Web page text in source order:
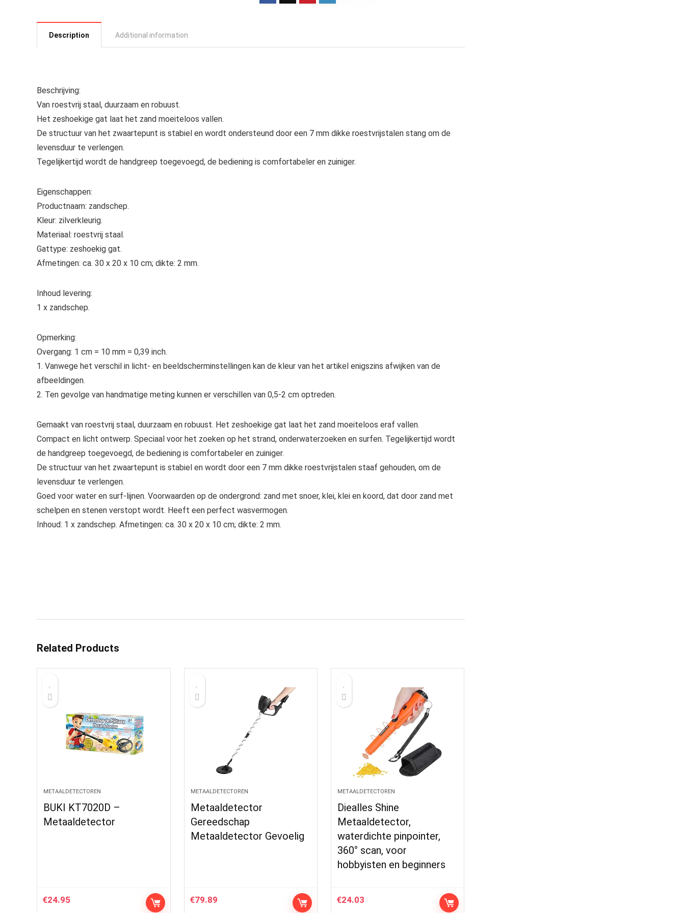
Description Additional information
Beschrijving:
Van roestvrij staal, duurzaam en robuust.
Het zeshoekige gat laat het zand moeiteloos vallen.
De structuur van het zwaartepunt is stabiel en wordt ondersteund door een 7 mm dikke roestvrijstalen stang om de
levensduur te verlengen.
Tegelijkertijd wordt de handgreep toegevoegd, de bediening is comfortabeler en zuiniger.
Eigenschappen:
Productnaam: zandschep.
Kleur: zilverkleurig.
Materiaal: roestvrij staal.
Gattype: zeshoekig gat.
Afmetingen: ca. 30 x 20 x 10 cm; dikte: 2 mm.
Inhoud levering:
1 x zandschep.
Opmerking:
Overgang: 1 cm = 10 mm = 0,39 inch.
1. Vanwege het verschil in licht- en beeldscherminstellingen kan de kleur van het artikel enigszins afwijken van de
afbeeldingen.
2. Ten gevolge van handmatige meting kunnen er verschillen van 0,5-2 cm optreden.
Gemaakt van roestvrij staal, duurzaam en robuust. Het zeshoekige gat laat het zand moeiteloos eraf vallen.
Compact en licht ontwerp. Speciaal voor het zoeken op het strand, onderwaterzoeken en surfen. Tegelijkertijd wordt
de handgreep toegevoegd, de bediening is comfortabeler en zuiniger.
De structuur van het zwaartepunt is stabiel en wordt door een 7 mm dikke roestvrijstalen staaf gehouden, om de
levensduur te verlengen.
Goed voor water en surf-lijnen. Voorwaarden op de ondergrond: zand met snoer, klei, klei en koord, dat door zand met
schelpen en stenen verstopt wordt. Heeft een perfect wasvermogen.
Inhoud: 1 x zandschep. Afmetingen: ca. 30 x 20 x 10 cm; dikte: 2 mm.
Related Products
METAALDETECTOREN
BUKI KT7020D –
Metaaldetector
€24.95
METAALDETECTOREN
Metaaldetector
Gereedschap
Metaaldetector Gevoelig
€79.89
METAALDETECTOREN
Diealles Shine
Metaaldetector,
waterdichte pinpointer,
360° scan, voor
hobbyisten en beginners
€24.03